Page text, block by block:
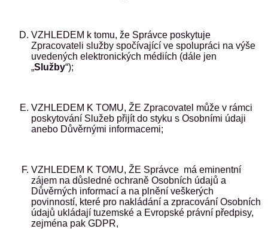
VZHLEDEM k tomu, že Správce poskytuje
Zpracovateli služby spočívající ve spolupráci na výše
uvedených elektronických médiích (dále jen
„Služby“);
VZHLEDEM K TOMU, ŽE Zpracovatel může v rámci
poskytování Služeb přijít do styku s Osobními údaji
anebo Důvěrnými informacemi;
VZHLEDEM K TOMU, ŽE Správce má eminentní
zájem na důsledné ochraně Osobních údajů a
Důvěrných informací a na plnění veškerých
povinností, které pro nakládání a zpracování Osobních
údajů ukládají tuzemské a Evropské právní předpisy,
zejména pak GDPR,